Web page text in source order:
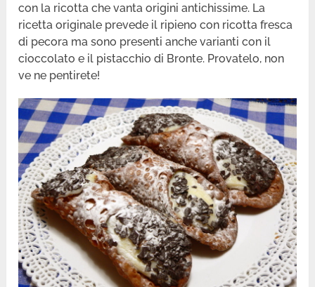
con la ricotta che vanta origini antichissime. La
ricetta originale prevede il ripieno con ricotta fresca
di pecora ma sono presenti anche varianti con il
cioccolato e il pistacchio di Bronte. Provatelo, non
ve ne pentirete!